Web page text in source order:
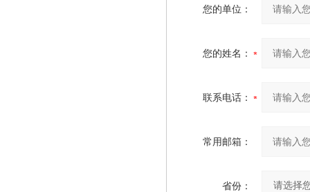
您的单位：
您的姓名：
联系电话：
常用邮箱：
省份：